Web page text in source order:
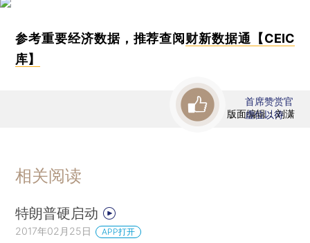
参考重要经济数据，推荐查阅 财新数据通【CEIC
库】
版面编辑：刘潇
首席赞赏官
虚位以待
相关阅读
特朗普硬启动
2017年02月25日 APP打开